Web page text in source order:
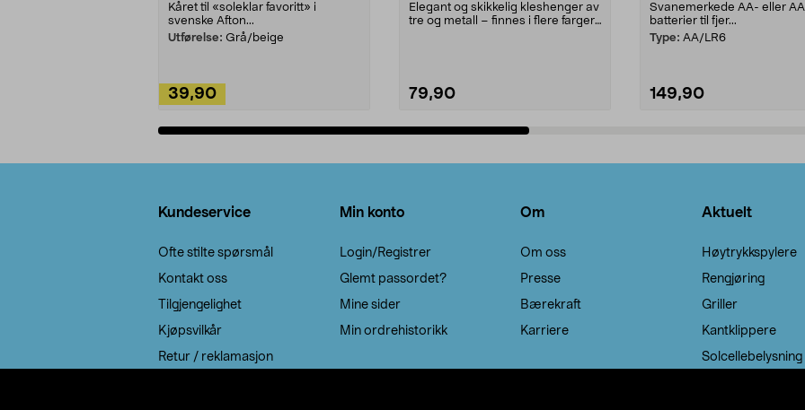
Kåret til «soleklar favoritt» i
svenske Afton...
Utførelse: Grå/beige
39,90
Elegant og skikkelig kleshenger av
tre og metall – finnes i flere farger.
79,90
Svanemerkede AA- eller
batterier til fjer...
Type: AA/LR6
149,90
Kundeservice
Ofte stilte spørsmål
Kontakt oss
Tilgjengelighet
Kjøpsvilkår
Retur / reklamasjon
Min konto
Login/Registrer
Glemt passordet?
Mine sider
Min ordrehistorikk
Om
Om oss
Presse
Bærekraft
Karriere
Aktuelt
Høytrykkspylere
Rengjøring
Griller
Kantklippere
Solcellebelysning